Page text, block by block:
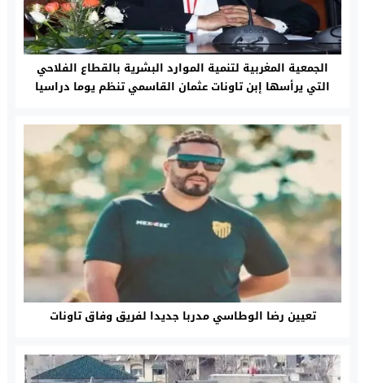
الجمعية المغربية لتنمية الموارد البشرية بالقطاع الفلاحي
التي يرأسها إبن تاونات عثمان القاسمي تنظم يوما دراسيا
تعيين رضا الوطاسي مدربا جديدا لفريق وفاق تاونات